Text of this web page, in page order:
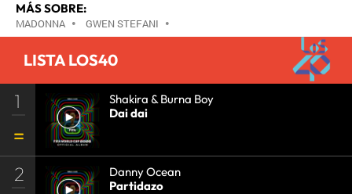
MÁS SOBRE:
MADONNA • GWEN STEFANI •
LISTA LOS40
1
Shakira & Burna Boy
Dai dai
2
Danny Ocean
Partidazo